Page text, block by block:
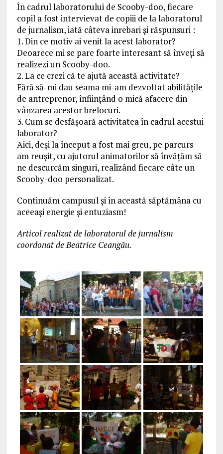
În cadrul laboratorului de Scooby-doo, fiecare
copil a fost intervievat de copiii de la laboratorul
de jurnalism, iată câteva inrebari şi răspunsuri :
1. Din ce motiv ai venit la acest laborator?
Deoarece mi se pare foarte interesant să înveţi să
realizezi un Scooby-doo.
2. La ce crezi că te ajută această activitate?
Fără să-mi dau seama mi-am dezvoltat abilităţile
de antreprenor, înfiinţând o mică afacere din
vânzarea acestor brelocuri.
3. Cum se desfăşoară activitatea în cadrul acestui
laborator?
Aici, deşi la început a fost mai greu, pe parcurs
am reuşit, cu ajutorul animatorilor să învăţăm să
ne descurcăm singuri, realizând fiecare câte un
Scooby-doo personalizat.
Continuăm campusul şi în această săptămâna cu
aceeaşi energie şi entuziasm!
Articol realizat de laboratorul de jurnalism
coordonat de Beatrice Ceangău.